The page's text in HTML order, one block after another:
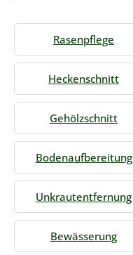
Rasenpflege
Heckenschnitt
Gehölzschnitt
Bodenaufbereitung
Unkrautentfernung
Bewässerung